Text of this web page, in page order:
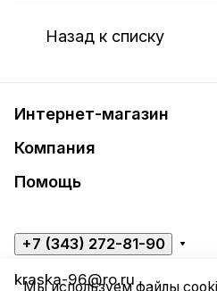
Назад к списку
Интернет-магазин
Компания
Помощь
+7 (343) 272-81-90
kraska-96@ro.ru
Мы используем файлы